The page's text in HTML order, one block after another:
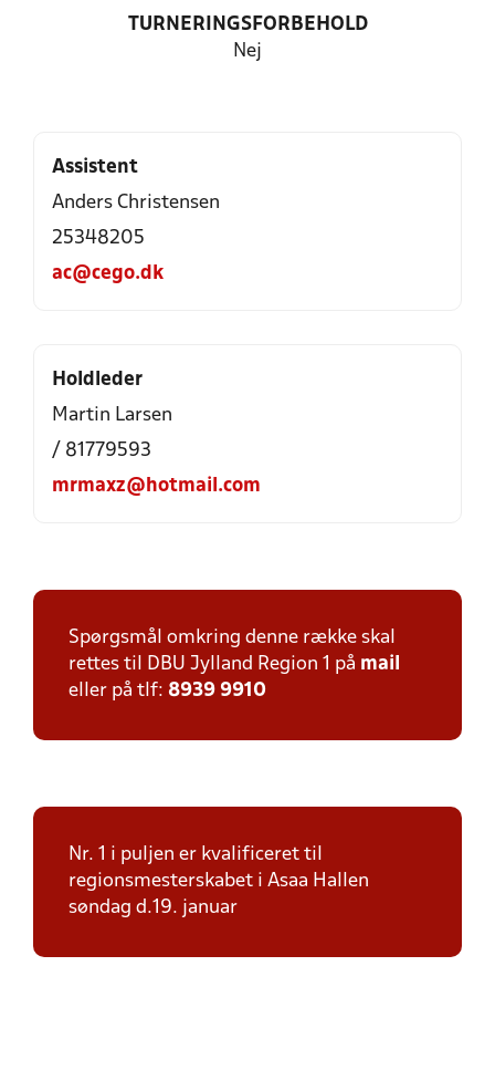
TURNERINGSFORBEHOLD
Nej
Assistent
Anders Christensen
25348205
ac@cego.dk
Holdleder
Martin Larsen
/ 81779593
mrmaxz@hotmail.com
Spørgsmål omkring denne række skal
rettes til DBU Jylland Region 1 på mail
eller på tlf: 8939 9910
Nr. 1 i puljen er kvalificeret til
regionsmesterskabet i Asaa Hallen
søndag d.19. januar